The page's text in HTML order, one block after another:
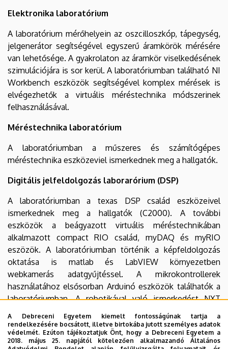
Elektronika laboratórium
A laboratórium mérőhelyein az oszcilloszkóp, tápegység,
jelgenerátor segítségével egyszerű áramkörök mérésére
van lehetősége. A gyakrolaton az áramkör viselkedésének
szimulációjára is sor kerül. A laboratóriumban található NI
Workbench eszközök segítségével komplex mérések is
elvégezhetők a virtuális méréstechnika módszerinek
felhasználásával.
Méréstechnika laboratórium
A laboratóriumban a műszeres és számítógépes
méréstechnika eszközeviel ismerkednek meg a hallgatók.
Digitális jelfeldolgozás laborarórium (DSP)
A laboratóriumban a texas DSP család eszközeivel
ismerkednek meg a hallgatók (C2000). A további
eszközök a beágyazott virtuális méréstechnikában
alkalmazott compact RIO család, myDAQ és myRIO
eszözök. A laboratóriumban történik a képfeldolgozás
oktatása is matlab és LabVIEW környezetben
webkamerás adatgyűjtéssel. A mikrokontrollerek
használatához elsősorban Arduinó eszközök találhatók a
laboratóriumban, A robotikával való ismerkedést NXT
PLC laboratórium
A Debreceni Egyetem kiemelt fontosságúnak tartja a
rendelkezésére bocsátott, illetve birtokába jutott személyes adatok
védelmét. Ezúton tájékoztatjuk Önt, hogy a Debreceni Egyetem a
2018. május 25. napjától kötelezően alkalmazandó Általános